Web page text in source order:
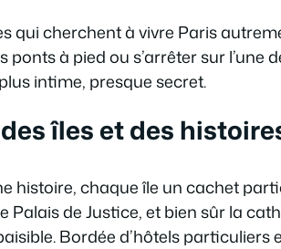
qui cherchent à vivre Paris
ponts à pied ou s’arrêter sur l’une
intime, presque secret.
îles et des
histoire, chaque île un cachet
Palais de Justice, et bien sûr la
Bordée d’hôtels particuliers